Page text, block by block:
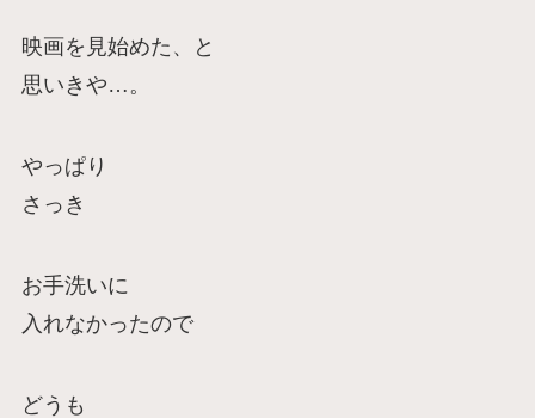
映画を見始めた、と
思いきや…。
やっぱり
さっき
お手洗いに
入れなかったので
どうも